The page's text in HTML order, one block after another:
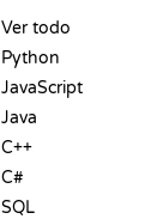
Ver todo
Python
JavaScript
Java
C++
C#
SQL